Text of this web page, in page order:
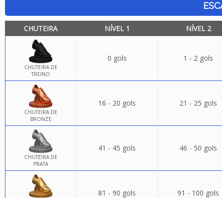
CHUTEIRA NÍVEL 1 NÍVEL 2
CHUTEIRA DE
TREINO
0 gols 1 - 2 gols
CHUTEIRA DE
BRONZE
16 - 20 gols 21 - 25 gols
CHUTEIRA DE
PRATA
41 - 45 gols 46 - 50 gols
81 - 90 gols 91 - 100 gols